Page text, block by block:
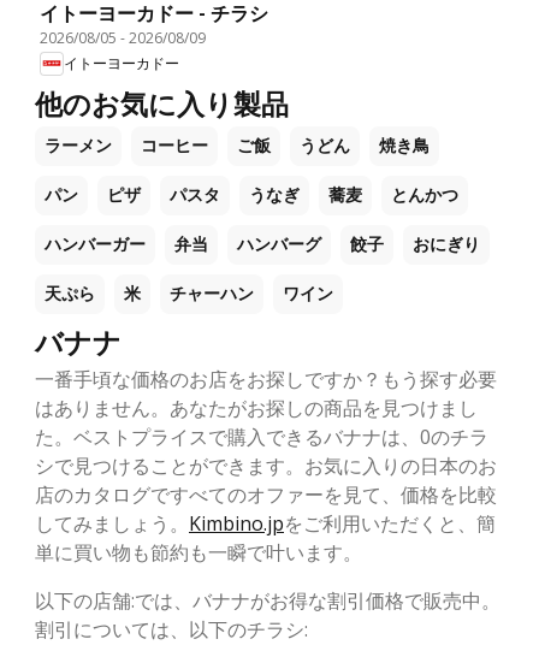
イトーヨーカドー - チラシ
2026/08/05 -2026/08/09
イトーヨーカドー
他のお気に入り製品
ラーメン コーヒー ご飯 うどん 焼き鳥
パン ピザ パスタ うなぎ 蕎麦 とんかつ
ハンバーガー 弁当 ハンバーグ 餃子 おにぎり
天ぷら 米 チャーハン ワイン
バナナ
一番手頃な価格のお店をお探しですか？もう探す必要
はありません。あなたがお探しの商品を見つけまし
た。ベストプライスで購入できるバナナは、0のチラ
シで見つけることができます。お気に入りの日本のお
店のカタログですべてのオファーを見て、価格を比較
してみましょう。 Kimbino.jpをご利用いただくと、簡
単に買い物も節約も一瞬で叶います。
以下の店舗:では、バナナがお得な割引価格で販売中。
割引については、以下のチラシ: